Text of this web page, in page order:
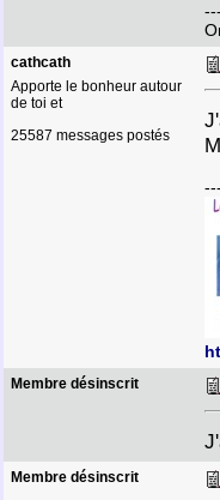
cathcath
Apporte le bonheur autour
de toi et
25587 messages postés
Membre désinscrit
Membre désinscrit